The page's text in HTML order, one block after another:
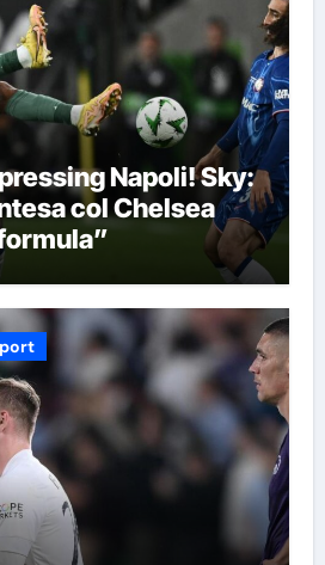
Napoli! Sky:
col Chelsea